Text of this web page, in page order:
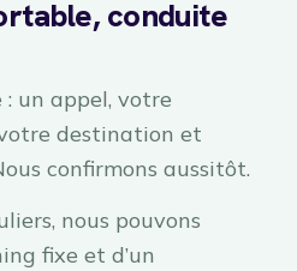
conduite
: un appel, votre
destination et
confirmons aussitôt.
nous pouvons
fixe et d’un